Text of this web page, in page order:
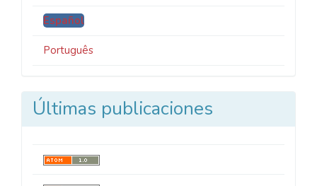
Español
Português
Últimas publicaciones